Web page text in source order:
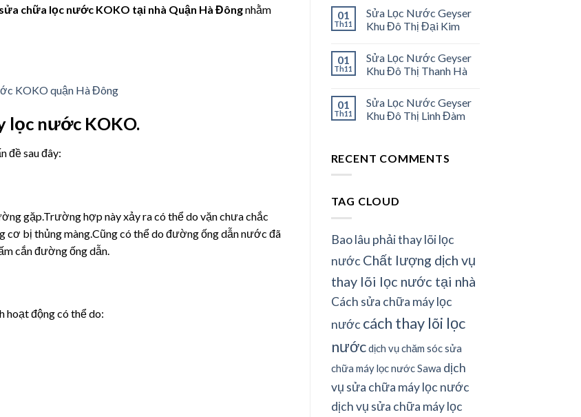
sửa chữa lọc nước KOKO tại nhà Quận Hà Đôngnhằm
KOKO quận Hà Đông
lọc nước KOKO.
đề sau đây:
gặp.Trường hợp này xảy ra có thể do vặn chưa chắc
bị thủng màng.Cũng có thể do đường ống dẫn nước đã
cắn đường ống dẫn.
hoạt động có thể do:
01
Th11
Sửa Lọc Nước Geyser
Khu Đô Thị Đại Kim
01
Th11
Sửa Lọc Nước Geyser
Khu Đô Thị Thanh Hà
01
Th11
Sửa Lọc Nước Geyser
Khu Đô Thị Linh Đàm
RECENT COMMENTS
TAG CLOUD
Bao lâu phải thay lõi lọc
nước Chất lượng dịch vụ
thay lõi lọc nước tại nhà
Cách sửa chữa máy lọc
nước cách thay lõi lọc
nướcdịch vụ chăm sóc sửa
chữa máy lọc nước Sawa dịch
vụ sửa chữa máy lọc nước
dịch vụ sửa chữa máy lọc